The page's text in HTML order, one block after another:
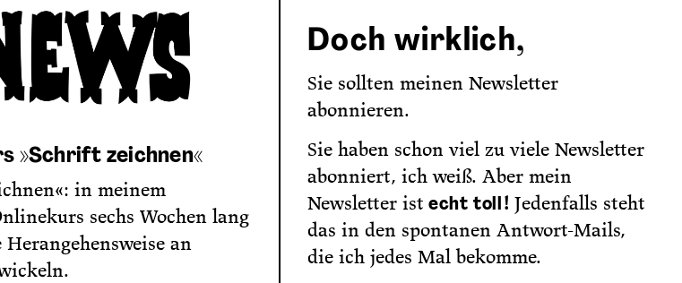
»Schrift zeichnen«
in meinem
sechs Wochen lang
Herangehensweise an
Doch wirklich,
Sie sollten meinen Newsletter
abonnieren.
Sie haben schon viel zu viele Newsletter
abonniert, ich weiß. Aber mein
Newsletter ist echt toll! Jedenfalls steht
das in den spontanen Antwort-Mails,
die ich jedes Mal bekomme.